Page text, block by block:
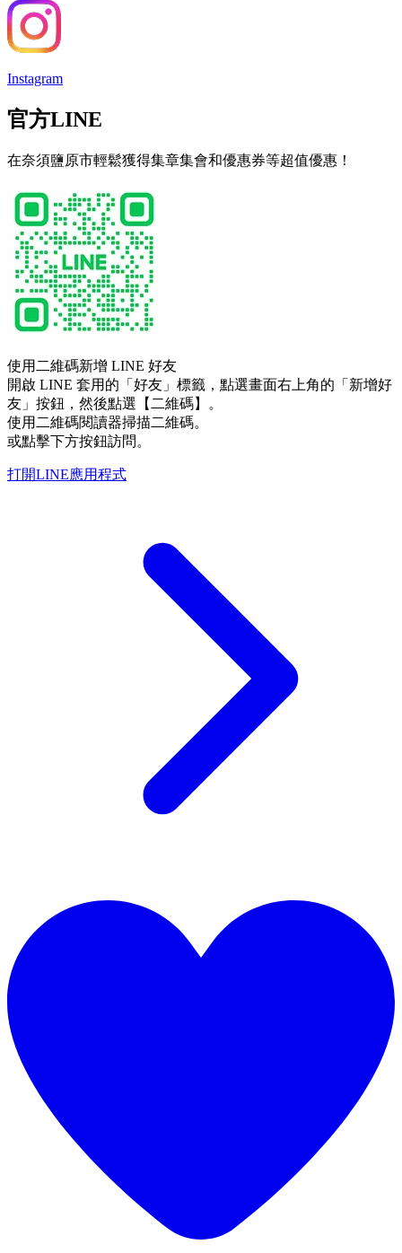
Instagram
官方LINE
在奈須鹽原市輕鬆獲得集章集會和優惠券等超值優惠！
使用二維碼新增 LINE 好友
開啟 LINE 套用的「好友」標籤，點選畫面右上角的「新增好
友」按鈕，然後點選【二維碼】。
使用二維碼閱讀器掃描二維碼。
或點擊下方按鈕訪問。
打開LINE應用程式